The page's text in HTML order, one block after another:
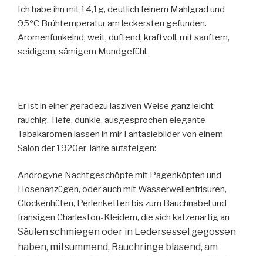
Ich habe ihn mit 14,1g, deutlich feinem Mahlgrad und
95ºC Brühtemperatur am leckersten gefunden.
Aromenfunkelnd, weit, duftend, kraftvoll, mit sanftem,
seidigem, sämigem Mundgefühl.
Er ist in einer geradezu lasziven Weise ganz leicht
rauchig. Tiefe, dunkle, ausgesprochen elegante
Tabakaromen lassen in mir Fantasiebilder von einem
Salon der 1920er Jahre aufsteigen:
Androgyne Nachtgeschöpfe mit Pagenköpfen und
Hosenanzügen, oder auch mit Wasserwellenfrisuren,
Glockenhüten, Perlenketten bis zum Bauchnabel und
fransigen Charleston-Kleidern, die sich katzenartig an
Säulen schmiegen oder in Ledersessel gegossen
haben, mitsummend, Rauchringe blasend, am